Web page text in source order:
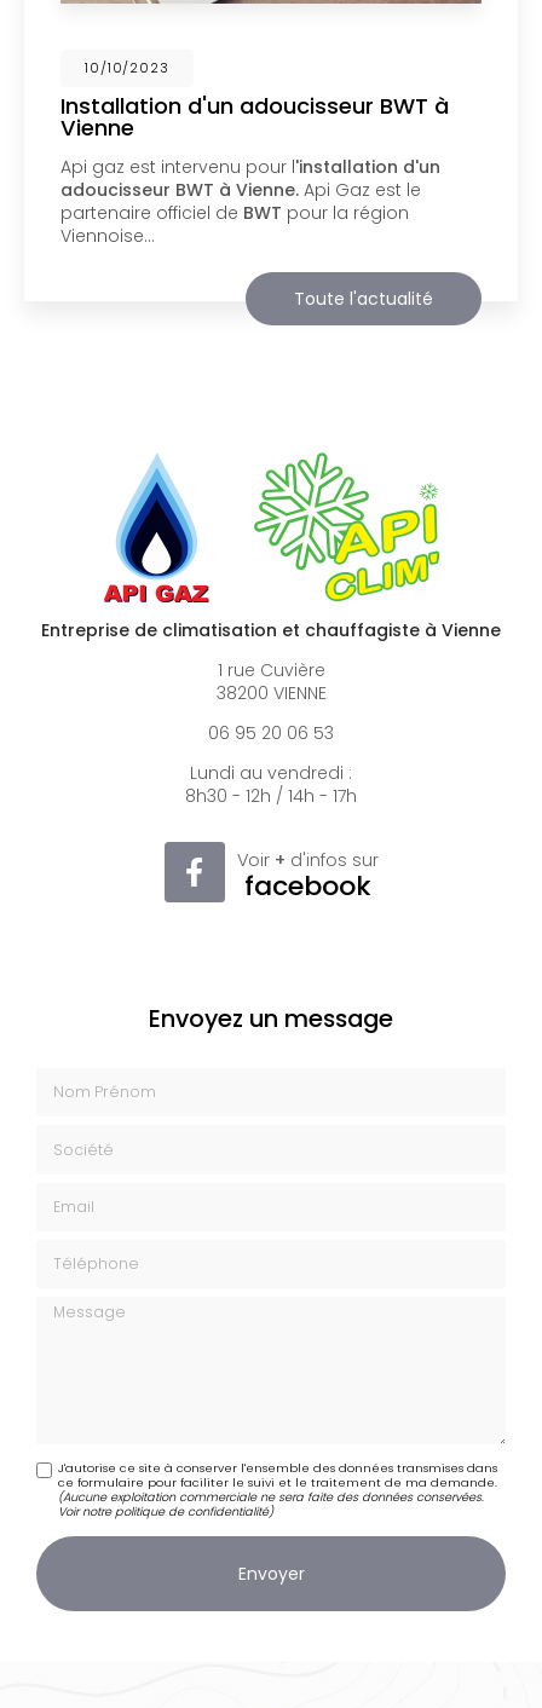
02/10/2023
Nouveau support de communication
web
Api Gaz à Viennevous présente son nouveau
support de communication web réalisé par la
sociétéBIIM COM . Vous souhaitant une
agréable visite, si vous avez besoin…
Toute l'actualité
Entreprise de climatisation et chauffagiste à Vienne
1 rue Cuvière
38200 VIENNE
06 95 20 06 53
Lundi au vendredi :
8h30 - 12h / 14h - 17h
Voir + d'infos sur
facebook
Envoyez un message
Message
J'autorise ce site à conserver l'ensemble des données transmises dans
ce formulaire pour faciliter le suivi et le traitement de ma demande.
(Aucune exploitation commerciale ne sera faite des données conservées.
Voir notrepolitique de confidentialité)